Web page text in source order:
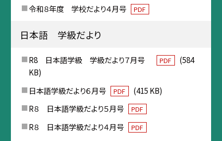
令和８年度 学校だより４月号 PDF
日本語 学級だより
R8 日本語学級 学級だより７月号 PDF
(584
KB)
日本語学級だより６月号
PDF
(415 KB)
R８ 日本語学級だより５月号
PDF
R８ 日本語学級だより４月号 PDF